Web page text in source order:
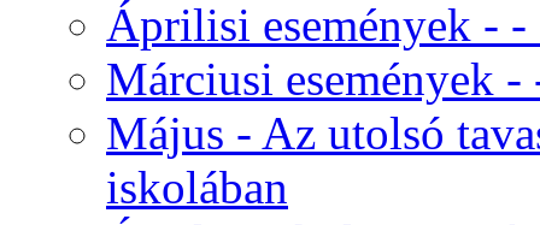
Áprilisi események -
Márciusi események
Május - Az utolsó
iskolában